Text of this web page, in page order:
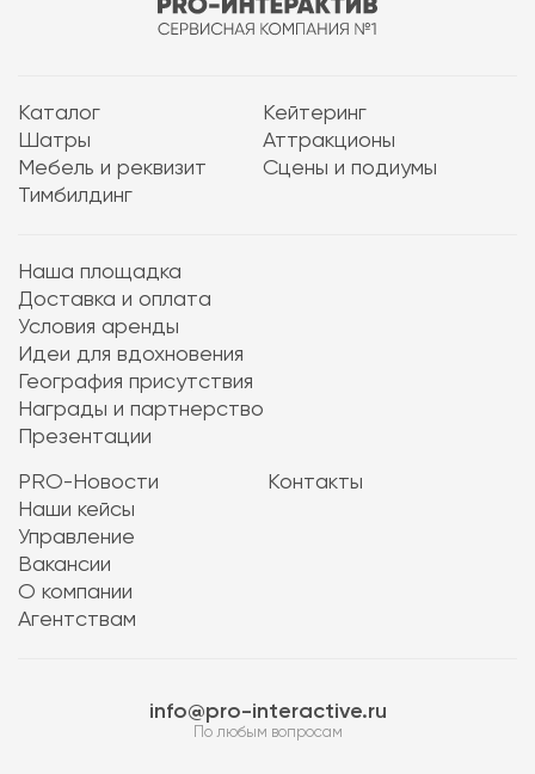
Каталог
Кейтеринг
Шатры
Аттракционы
Мебель и реквизит
Сцены и подиумы
Тимбилдинг
Наша площадка
Доставка и оплата
Условия аренды
Идеи для вдохновения
География присутствия
Награды и партнерство
Презентации
PRO-Новости
Наши кейсы
Управление
Вакансии
О компании
Агентствам
Контакты
info@pro-interactive.ru
По любым вопросам